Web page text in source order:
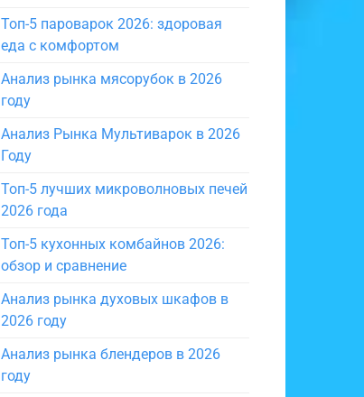
Топ-5 пароварок 2026: здоровая
еда с комфортом
Анализ рынка мясорубок в 2026
году
Анализ Рынка Мультиварок в 2026
Году
Топ-5 лучших микроволновых печей
2026 года
Топ-5 кухонных комбайнов 2026:
обзор и сравнение
Анализ рынка духовых шкафов в
2026 году
Анализ рынка блендеров в 2026
году